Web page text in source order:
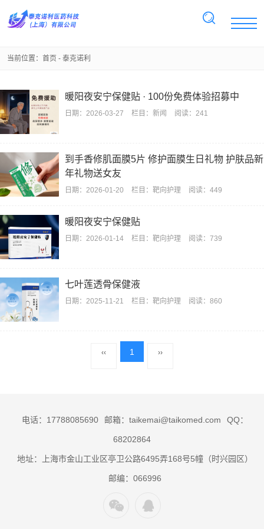
当前位置： 首页 - 泰克诺利
暖阳夜安宁保健贴 · 100份免费体验招募中
日期： 2026-03-27 栏目： 新闻 阅读：241
到手香修肌面膜5片 修护面膜生日礼物 护肤品新
年礼物送女友
日期： 2026-01-20 栏目： 靶向护理 阅读：449
暖阳夜安宁保健贴
日期： 2026-01-14 栏目： 靶向护理 阅读：739
七叶莲透骨保健液
日期： 2025-11-21 栏目： 靶向护理 阅读：860
‹‹ 1 ››
电话：17788085690 邮箱：taikemai@taikomed.com QQ：
68202864
地址：上海市金山工业区亭卫公路6495弄168号5幢（时兴园区）
邮编：066996